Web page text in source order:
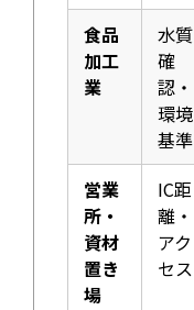
食品
加工
業
水質
確
認・
環境
基準
営業
所・
資材
置き
場
IC距
離・
アク
セス